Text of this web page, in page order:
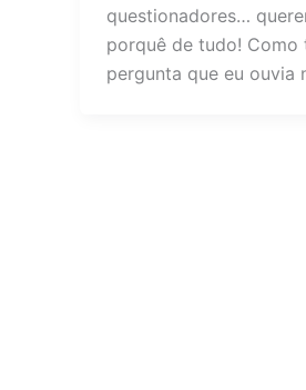
questionadores…
porquê de tudo! Como
pergunta que eu ouvia